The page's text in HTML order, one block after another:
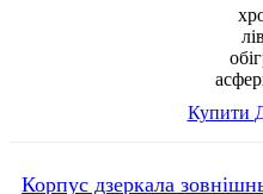
Купити
Корпус дзеркала